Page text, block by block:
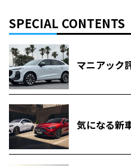
SPECIAL CONTENTS
マニアック
気になる新